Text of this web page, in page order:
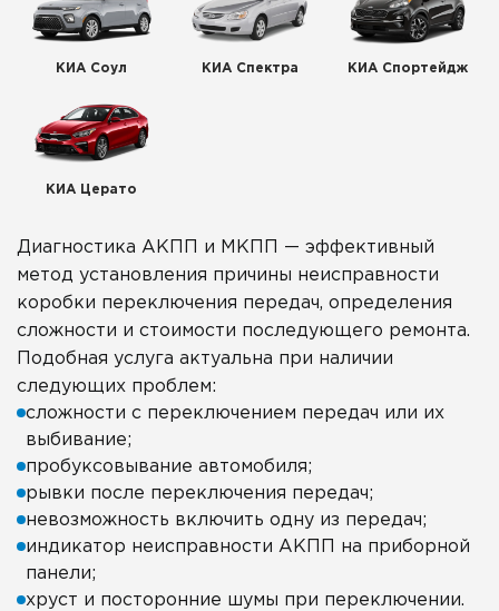
КИА Соул КИА Спектра КИА Спортейдж
КИА Церато
Диагностика АКПП и МКПП — эффективный
метод установления причины неисправности
коробки переключения передач, определения
сложности и стоимости последующего ремонта.
Подобная услуга актуальна при наличии
следующих проблем:
сложности с переключением передач или их
выбивание;
пробуксовывание автомобиля;
рывки после переключения передач;
невозможность включить одну из передач;
индикатор неисправности АКПП на приборной
панели;
хруст и посторонние шумы при переключении.